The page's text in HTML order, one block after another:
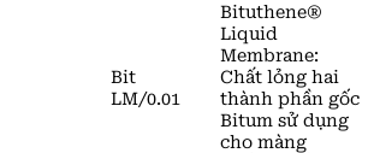
Bit
LM/0.01
Bituthene®
Liquid
Membrane:
Chất lỏng hai
thành phần gốc
Bitum sử dụng
cho màng